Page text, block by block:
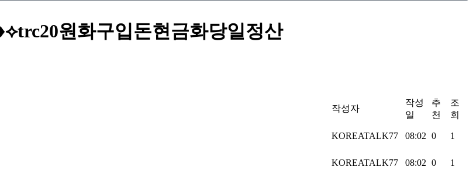
원화구입돈현금화당일정산
작성자
작성
일
추
천
조
회
KOREATALK77 08:02 0 1
KOREATALK77 08:02 0 1